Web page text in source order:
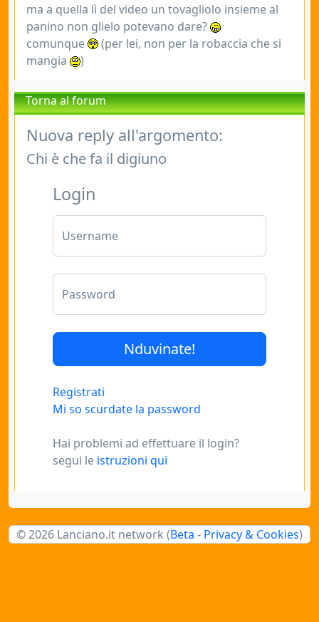
ma a quella lì del video un tovagliolo insieme al
panino non glielo potevano dare?
comunque
(per lei, non per la robaccia che si
mangia
)
Torna al forum
Nuova reply all'argomento:
Chi è che fa il digiuno
Login
Username
Password
Registrati
Mi so scurdate la password
Hai problemi ad effettuare il login?
segui le istruzioni qui
© 2026 Lanciano.it network (Beta - Privacy & Cookies)